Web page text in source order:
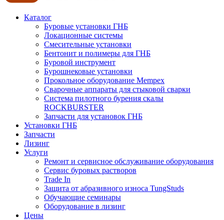
Каталог
Буровые установки ГНБ
Локационные системы
Смесительные установки
Бентонит и полимеры для ГНБ
Буровой инструмент
Бурошнековые установки
Прокольное оборудование Mempex
Сварочные аппараты для стыковой сварки
Система пилотного бурения скалы
ROCKBURSTER
Запчасти для установок ГНБ
Установки ГНБ
Запчасти
Лизинг
Услуги
Ремонт и сервисное обслуживание оборудования
Сервис буровых растворов
Trade In
Защита от абразивного износа TungStuds
Обучающие семинары
Оборудование в лизинг
Цены